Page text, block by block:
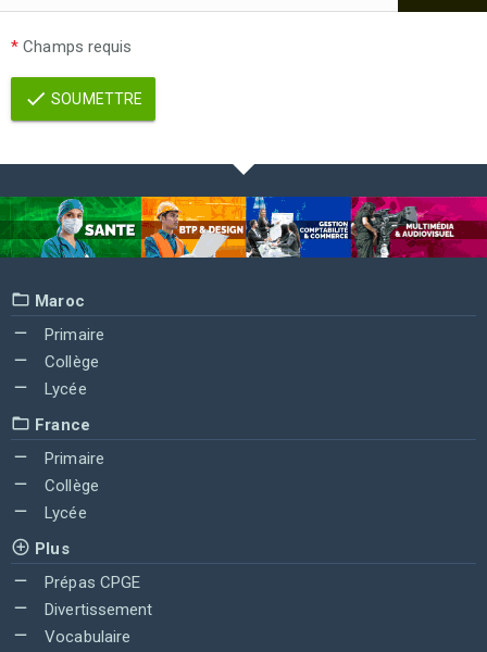
* Champs requis
SOUMETTRE
Maroc
Primaire
Collège
Lycée
France
Primaire
Collège
Lycée
Plus
Prépas CPGE
Divertissement
Vocabulaire